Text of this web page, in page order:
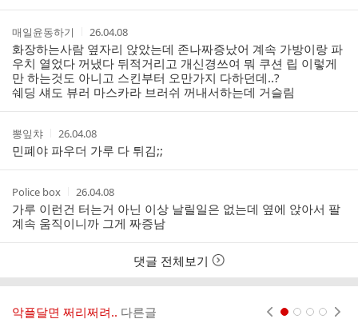
작
성
자
매일윤동하기
작
성
시
간
26.04.08
화장하는사람 옆자리 앉았는데 존나짜증났어 계속 가방이랑 파
우치 열었다 꺼냈다 뒤적거리고 개신경쓰여 뭐 쿠션 립 이렇게
만 하는것도 아니고 스킨부터 오만가지 다하던데..?
쉐딩 섀도 뷰러 마스카라 브러쉬 꺼내서하는데 거슬림
작
성
자
뽕잎챠
작
성
시
간
26.04.08
민폐야 파우더 가루 다 튀김;;
작
성
자
Police box
작
성
시
간
26.04.08
가루 이런건 터는거 아닌 이상 날릴일은 없는데 옆에 앉아서 팔
계속 움직이니까 그게 짜증남
댓글 전체보기
악플달면 쩌리쩌려.. 다른글